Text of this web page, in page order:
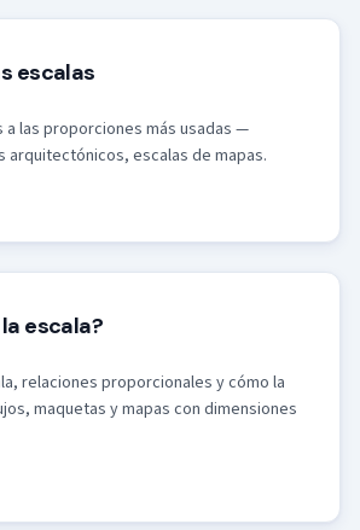
escalas
a las proporciones más usadas —
arquitectónicos, escalas de mapas.
escala?
relaciones proporcionales y cómo la
maquetas y mapas con dimensiones